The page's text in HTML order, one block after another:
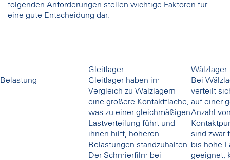
folgenden Anforderungen stellen wichtige Faktoren für
eine gute Entscheidung dar:
Gleitlager
Wälzlager
Belastung
Gleitlager haben im
Vergleich zu Wälzlagern
eine größere Kontaktfläche,
was zu einer gleichmäßigen
Lastverteilung führt und
ihnen hilft, höheren
Belastungen standzuhalten.
Der Schmierfilm bei
Bei
verteilt
auf einer
Anzahl
sind zwar
bis hohe
geeignet,